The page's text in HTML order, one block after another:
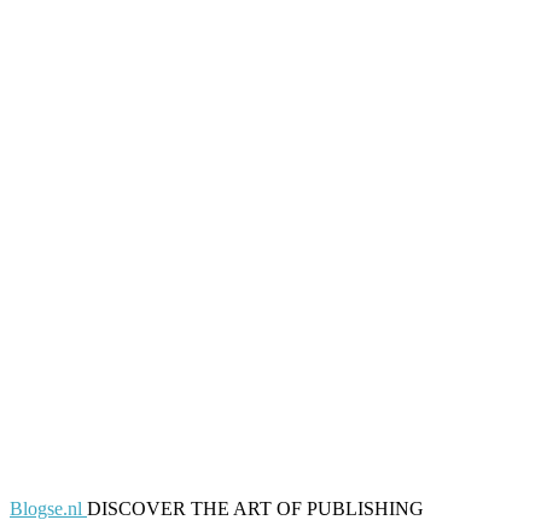
Blogse.nl DISCOVER THE ART OF PUBLISHING